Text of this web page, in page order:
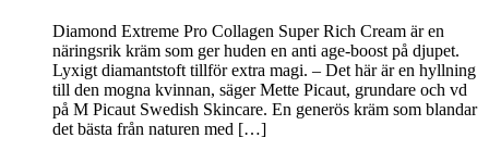
Diamond Extreme Pro Collagen Super Rich Cream är en
näringsrik kräm som ger huden en anti age-boost på djupet.
Lyxigt diamantstoft tillför extra magi. – Det här är en hyllning
till den mogna kvinnan, säger Mette Picaut, grundare och vd
på M Picaut Swedish Skincare. En generös kräm som blandar
det bästa från naturen med […]